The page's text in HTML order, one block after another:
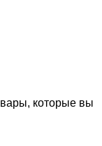
которые вы